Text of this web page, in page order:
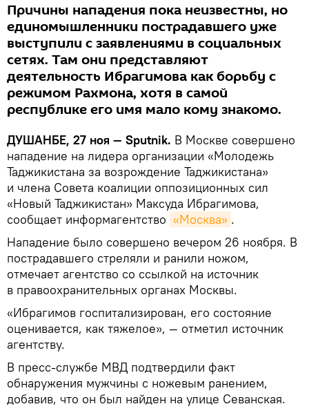
Причины нападения пока неизвестны, но
единомышленники пострадавшего уже
выступили с заявлениями в социальных
сетях. Там они представляют
деятельность Ибрагимова как борьбу с
режимом Рахмона, хотя в самой
республике его имя мало кому знакомо.
ДУШАНБЕ, 27 ноя — Sputnik. В Москве совершено
нападение на лидера организации «Молодежь
Таджикистана за возрождение Таджикистана»
и члена Совета коалиции оппозиционных сил
«Новый Таджикистан» Максуда Ибрагимова,
сообщает информагентство «Москва» .
Нападение было совершено вечером 26 ноября. В
пострадавшего стреляли и ранили ножом,
отмечает агентство со ссылкой на источник
в правоохранительных органах Москвы.
«Ибрагимов госпитализирован, его состояние
оценивается, как тяжелое», — отметил источник
агентству.
В пресс-службе МВД подтвердили факт
обнаружения мужчины с ножевым ранением,
добавив, что он был найден на улице Севанская.